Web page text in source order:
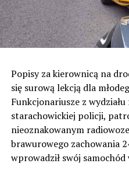
Popisy za kierownicą na
się surową lekcją dla
Funkcjonariusze z
starachowickiej policji,
nieoznakowanym
brawurowego zachowania
wprowadził swój